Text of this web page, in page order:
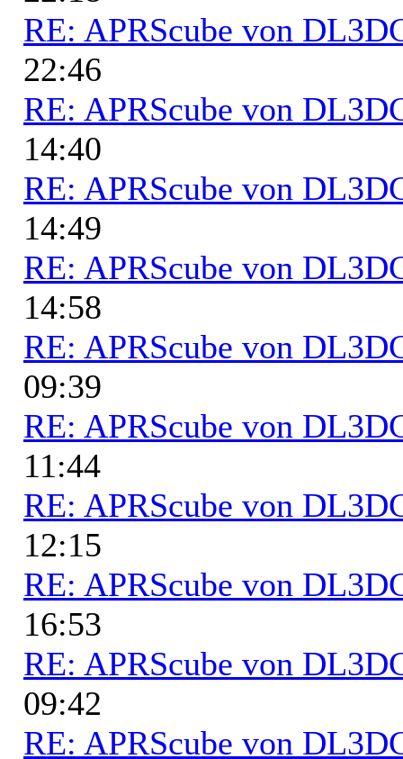
RE: APRScube von
22:46
RE: APRScube von
14:40
RE: APRScube von
14:49
RE: APRScube von
14:58
RE: APRScube von
09:39
RE: APRScube von
11:44
RE: APRScube von
12:15
RE: APRScube von
16:53
RE: APRScube von
09:42
RE: APRScube von